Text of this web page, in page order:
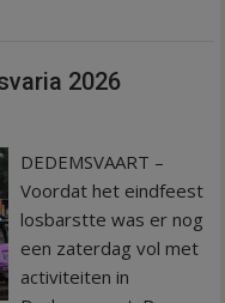
2026
DEDEMSVAART –
Voordat het eindfeest
losbarstte was er nog
een zaterdag vol met
activiteiten in